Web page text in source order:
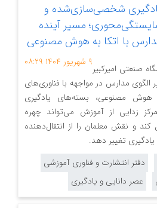
شخصی‌سازی‌شده و
مسیر آینده
با اتکا به هوش مصنوعی
۹ شهریور ۱۴۰۴ ۰۸:۲۹
صنعتی امیرکبیر
الگوی مدارس در مواجهه با فناوری‌های
مصنوعی، بسته‌های یادگیری
زدایی از آموزش می‌تواند چهره
و نقش معلمان را از انتقال‌دهنده
تغییر دهد.
دفتر انتشارت و فناوری آموزشی
عصر دانایی و یادگیری